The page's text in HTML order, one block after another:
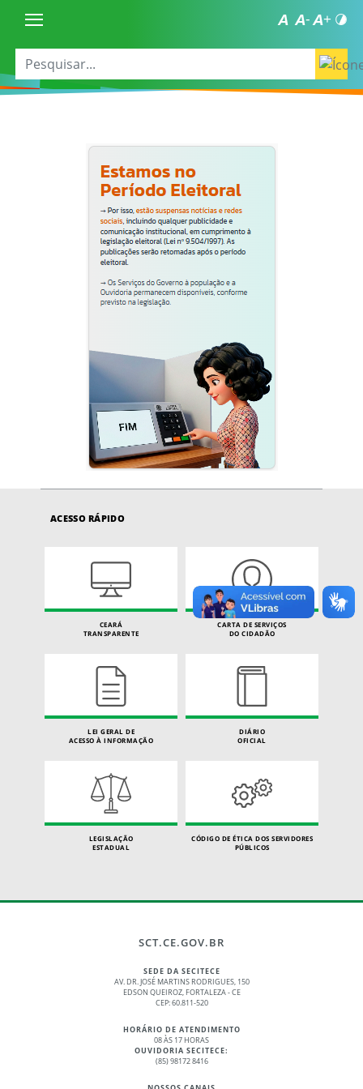
ACESSO RÁPIDO
CEARÁ
TRANSPARENTE
CARTA DE SERVIÇOS
DO CIDADÃO
LEI GERAL DE
ACESSO À INFORMAÇÃO
DIÁRIO
OFICIAL
LEGISLAÇÃO
ESTADUAL
CÓDIGO DE ÉTICA DOS SERVIDORES
PÚBLICOS
SCT.CE.GOV.BR
SEDE DA SECITECE
AV. DR. JOSÉ MARTINS RODRIGUES, 150
EDSON QUEIROZ, FORTALEZA - CE
CEP: 60.811-520
HORÁRIO DE ATENDIMENTO
08 ÀS 17 HORAS
OUVIDORIA SECITECE:
(85) 98172 8416